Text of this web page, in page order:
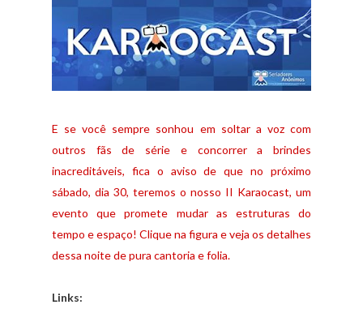
E se você sempre sonhou em soltar a voz com
outros fãs de série e concorrer a brindes
inacreditáveis, fica o aviso de que no próximo
sábado, dia 30, teremos o nosso II Karaocast, um
evento que promete mudar as estruturas do
tempo e espaço! Clique na figura e veja os detalhes
dessa noite de pura cantoria e folia.
Links: